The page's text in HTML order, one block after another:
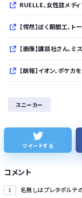
RUELLE、女性誌メデ
【愕然】ぼく期間工、ト
【画像】講談社さん、ミ
【朗報】イオン、ポケカを
友達とPCで遊んでるんだがキ
スニーカー
ツイートする
コメント
1 名無しはプレタポルテ